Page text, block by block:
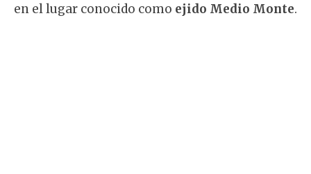
en el lugar conocido como ejido Medio Monte.